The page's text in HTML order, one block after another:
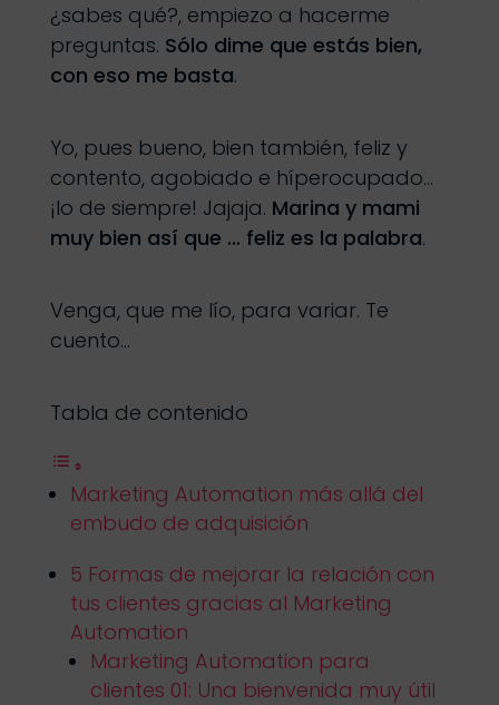
¿sabes qué?, empiezo a hacerme
preguntas. Sólo dime que estás bien,
con eso me basta.
Yo, pues bueno, bien también, feliz y
contento, agobiado e híperocupado…
¡lo de siempre! Jajaja. Marina y mami
muy bien así que … feliz es la palabra.
Venga, que me lío, para variar. Te
cuento…
Tabla de contenido
Marketing Automation más allá del
embudo de adquisición
5 Formas de mejorar la relación con
tus clientes gracias al Marketing
Automation
Marketing Automation para
clientes 01: Una bienvenida muy útil